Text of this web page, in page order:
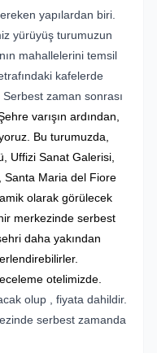
yapılardan biri.
yürüyüş turumuzun
nın mahallelerini temsil
kafelerde
zaman sonrası
varışın ardından,
Bu turumuzda,
Uffizi Sanat Galerisi,
Santa Maria del Fiore
olarak görülecek
merkezinde serbest
daha yakından
otelimizde.
olup , fiyata dahildir.
serbest zamanda